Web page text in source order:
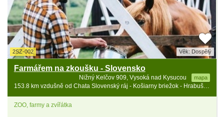
2SZ-002 Věk: Dospělý
Farmářem na zkoušku - Slovensko
Nižný Kelčov 909, Vysoká nad Kysucou mapa
153.8 km vzdušně od Chata Slovenský ráj - Košiarny briežok - Hrabušice
ZOO, farmy a zvířátka